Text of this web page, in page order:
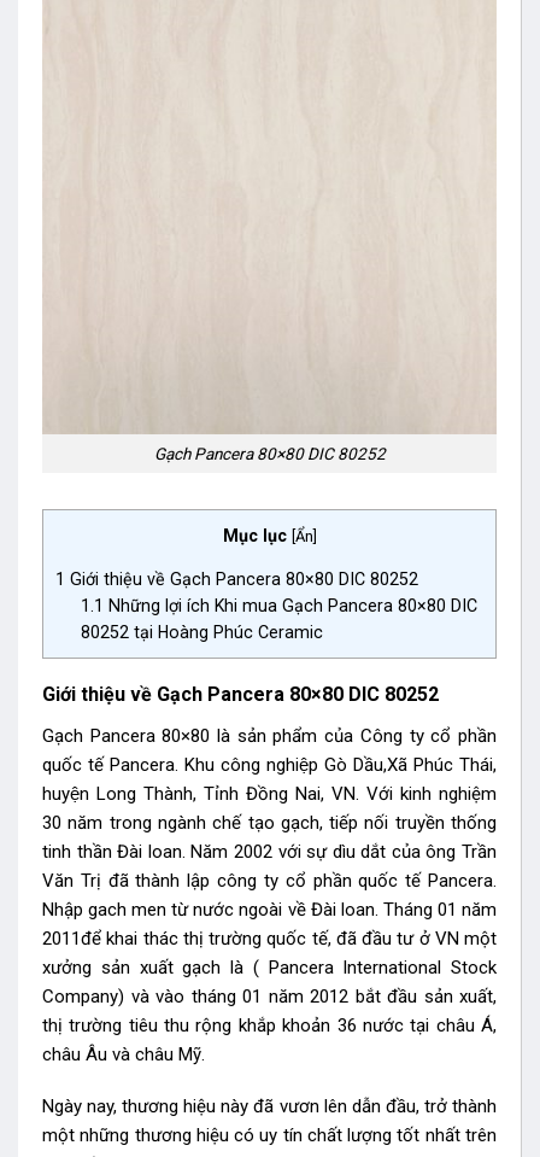
Gạch Pancera 80×80 DIC 80252
Mục lục Ẩn
1 Giới thiệu về Gạch Pancera 80×80 DIC 80252
1.1 Những lợi ích Khi mua Gạch Pancera 80×80 DIC
80252 tại Hoàng Phúc Ceramic
Giới thiệu về Gạch Pancera 80×80 DIC 80252
Gạch Pancera 80×80 là sản phẩm của Công ty cổ phần
quốc tế Pancera. Khu công nghiệp Gò Dầu,Xã Phúc Thái,
huyện Long Thành, Tỉnh Đồng Nai, VN. Với kinh nghiệm
30 năm trong ngành chế tạo gạch, tiếp nối truyền thống
tinh thần Đài loan. Năm 2002 với sự dìu dắt của ông Trần
Văn Trị đã thành lập công ty cổ phần quốc tế Pancera.
Nhập gach men từ nước ngoài về Đài loan. Tháng 01 năm
2011để khai thác thị trường quốc tế, đã đầu tư ở VN một
xưởng sản xuất gạch là ( Pancera International Stock
Company) và vào tháng 01 năm 2012 bắt đầu sản xuất,
thị trường tiêu thu rộng khắp khoản 36 nước tại châu Á,
châu Âu và châu Mỹ.
Ngày nay, thương hiệu này đã vươn lên dẫn đầu, trở thành
một những thương hiệu có uy tín chất lượng tốt nhất trên